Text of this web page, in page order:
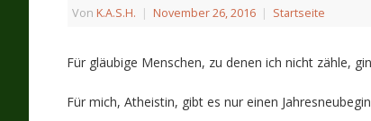
Von K.A.S.H. | November 26, 2016 | Startseite
Für gläubige Menschen, zu denen ich nicht zähle,
Für mich, Atheistin, gibt es nur einen